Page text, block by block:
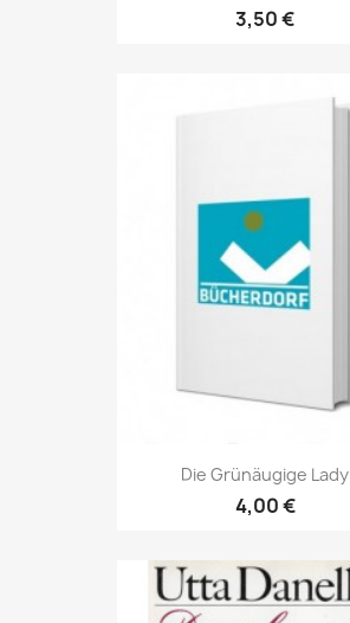
3,50 €
Die Grünäugige Lady
4,00 €